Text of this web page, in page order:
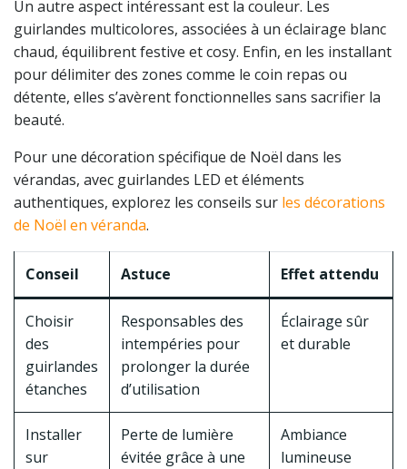
Un autre aspect intéressant est la couleur. Les
guirlandes multicolores, associées à un éclairage blanc
chaud, équilibrent festive et cosy. Enfin, en les installant
pour délimiter des zones comme le coin repas ou
détente, elles s’avèrent fonctionnelles sans sacrifier la
beauté.
Pour une décoration spécifique de Noël dans les
vérandas, avec guirlandes LED et éléments
authentiques, explorez les conseils sur les décorations
de Noël en véranda.
Conseil Astuce Effet attendu
Choisir
des
guirlandes
étanches
Responsables des
intempéries pour
prolonger la durée
d’utilisation
Éclairage sûr
et durable
Installer
sur
Perte de lumière
évitée grâce à une
Ambiance
lumineuse